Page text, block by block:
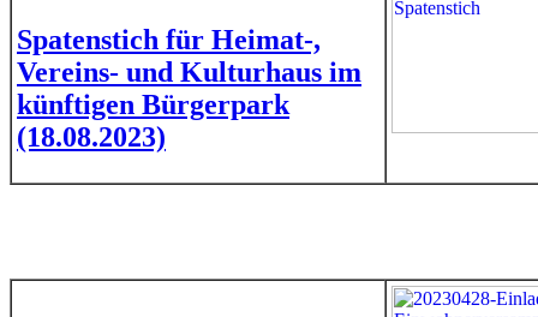
Spatenstich für Heimat-,
Vereins- und Kulturhaus im
künftigen Bürgerpark
(18.08.2023)